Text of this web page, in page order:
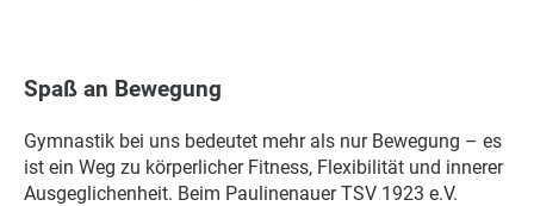
Spaß an Bewegung
Gymnastik bei uns bedeutet mehr als nur Bewegung – es
ist ein Weg zu körperlicher Fitness, Flexibilität und innerer
Ausgeglichenheit. Beim Paulinenauer TSV 1923 e.V.